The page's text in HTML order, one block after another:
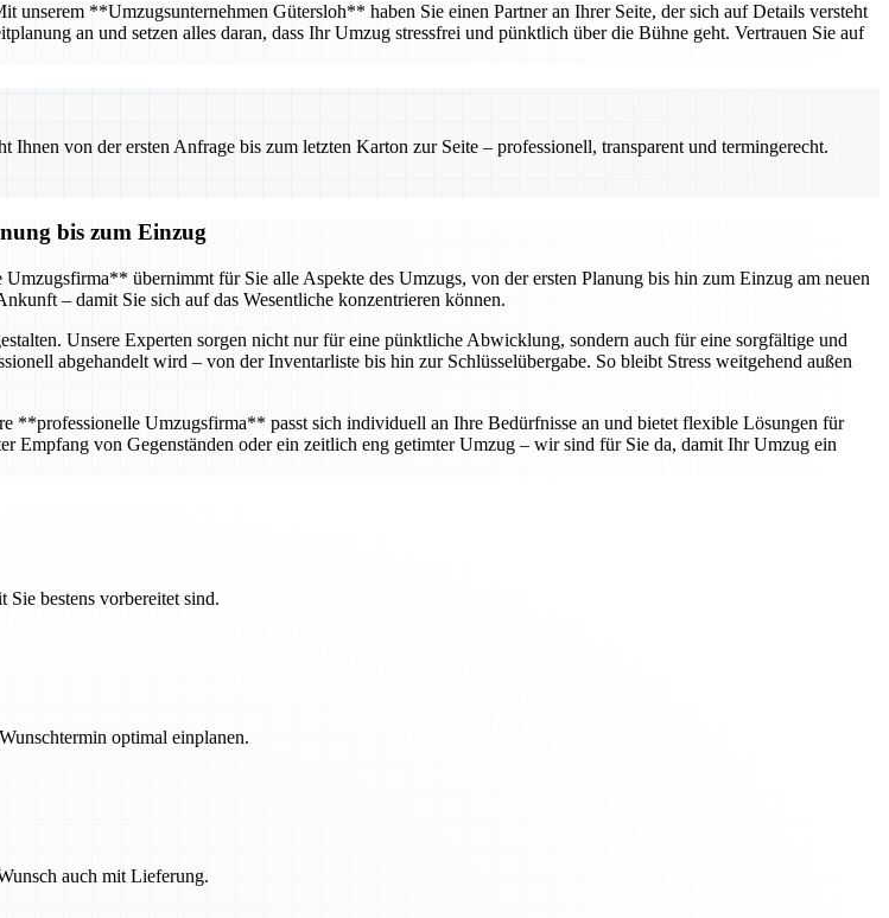
**Umzugsunternehmen Gütersloh** haben Sie einen Partner an Ihrer Seite, der sich auf Details versteht
an und setzen alles daran, dass Ihr Umzug stressfrei und pünktlich über die Bühne geht. Vertrauen Sie auf
Ihnen von der ersten Anfrage bis zum letzten Karton zur Seite – professionell, transparent und termingerecht.
bis zum Einzug
übernimmt für Sie alle Aspekte des Umzugs, von der ersten Planung bis hin zum Einzug am neuen
– damit Sie sich auf das Wesentliche konzentrieren können.
Unsere Experten sorgen nicht nur für eine pünktliche Abwicklung, sondern auch für eine sorgfältige und
abgehandelt wird – von der Inventarliste bis hin zur Schlüsselübergabe. So bleibt Stress weitgehend außen
**professionelle Umzugsfirma** passt sich individuell an Ihre Bedürfnisse an und bietet flexible Lösungen für
Empfang von Gegenständen oder ein zeitlich eng getimter Umzug – wir sind für Sie da, damit Ihr Umzug ein
bestens vorbereitet sind.
optimal einplanen.
auch mit Lieferung.